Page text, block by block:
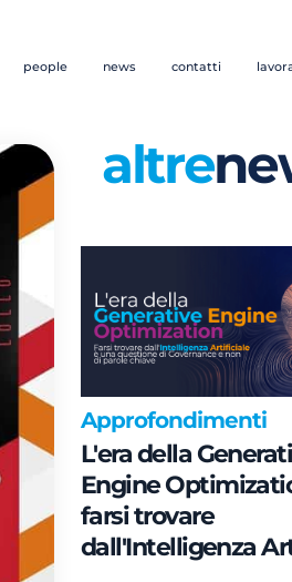
people news contatti
altre
Approfondimenti
L'era della
Engine
farsi trovare
dall'Intelligenza